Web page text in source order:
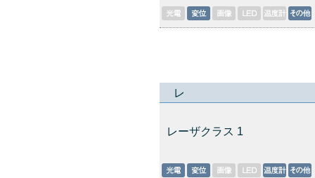
レ
レーザクラス 1